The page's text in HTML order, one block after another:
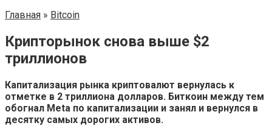
Главная » Bitcoin
Крипторынок снова выше $2
триллионов
Капитализация рынка криптовалют вернулась к
отметке в 2 триллиона долларов. Биткоин между тем
обогнал Meta по капитализации и занял и вернулся в
десятку самых дорогих активов.